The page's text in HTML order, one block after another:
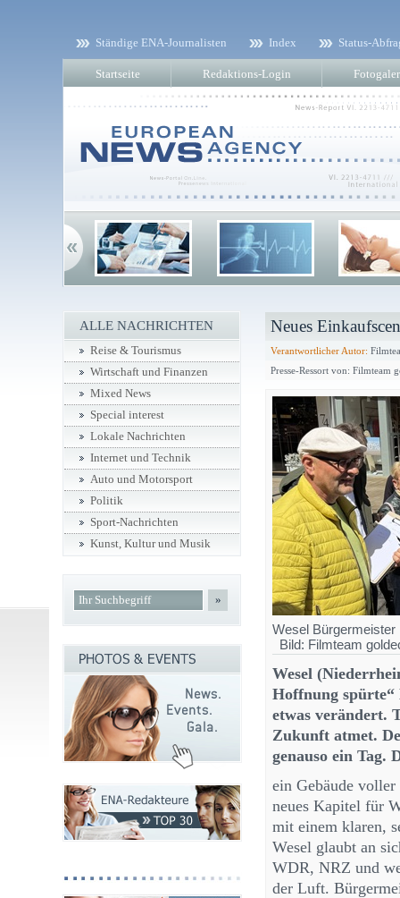
Ständige ENA-Journalisten Index Status-
Startseite Redaktions-Login
Neues
Verantwortlicher Autor:
Presse-Ressort von: Filmteam
Wesel
Bild: Filmteam
Wesel
Hoffnung spürte“
etwas verändert.
Zukunft atmet.
genauso ein
ein Gebäude
neues Kapitel für
mit einem klaren,
Wesel glaubt an
WDR, NRZ und
der Luft.
ALLE NACHRICHTEN
Reise & Tourismus
Wirtschaft und Finanzen
Mixed News
Special interest
Lokale Nachrichten
Internet und Technik
Auto und Motorsport
Politik
Sport-Nachrichten
Kunst, Kultur und Musik
»